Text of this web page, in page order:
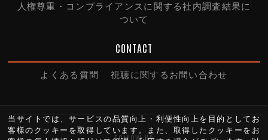
人権尊重・コンプライアンスに関する社内調査結果に
ついて
CONTACT
よくある質問 視聴に関するお問い合わせ
当サイトでは、サービスの品質向上・利便性向上を目的としてお
客様のクッキーを取得しています。また、取得したクッキーをお